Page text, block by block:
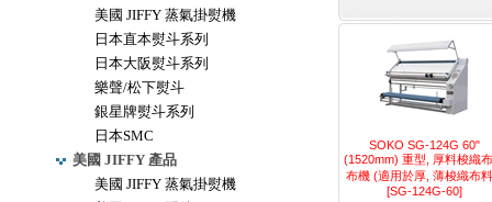
美國 JIFFY 蒸氣掛熨機
日本直本熨斗系列
日本大阪熨斗系列
樂聲/松下熨斗
銀星牌熨斗系列
日本SMC
美國 JIFFY 產品
美國 JIFFY 蒸氣掛熨機
SOKO SG-124G 60"
(1520mm) 重型, 厚料梭織
布機 (適用於厚, 薄梭織布
[SG-124G-60]